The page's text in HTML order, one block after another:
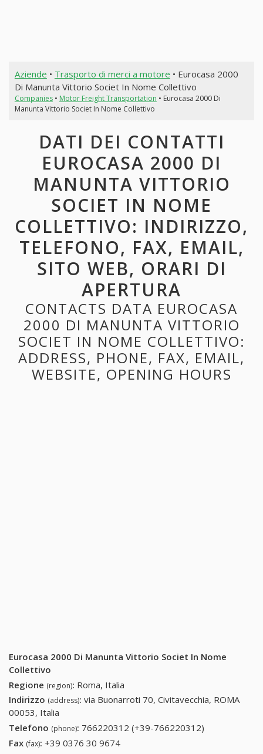
Aziende • Trasporto di merci a motore • Eurocasa 2000
Di Manunta Vittorio Societ In Nome Collettivo
Companies• Motor Freight Transportation • Eurocasa 2000 Di
Manunta Vittorio Societ In Nome Collettivo
DATI DEI CONTATTI
EUROCASA 2000 DI
MANUNTA VITTORIO
SOCIET IN NOME
COLLETTIVO: INDIRIZZO,
TELEFONO, FAX, EMAIL,
SITO WEB, ORARI DI
APERTURA
CONTACTS DATA EUROCASA
2000 DI MANUNTA VITTORIO
SOCIET IN NOME COLLETTIVO:
ADDRESS, PHONE, FAX, EMAIL,
WEBSITE, OPENING HOURS
Eurocasa 2000 Di Manunta Vittorio Societ In Nome
Collettivo
Regione (region): Roma, Italia
Indirizzo (address): via Buonarroti 70, Civitavecchia, ROMA
00053, Italia
Telefono (phone): 766220312 (+39-766220312)
Fax (fax): +39 0376 30 9674